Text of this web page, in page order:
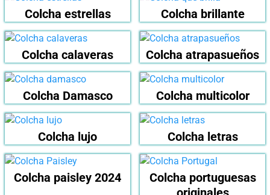
Colcha estrellas Colcha brillante
Colcha calaveras Colcha atrapasueños
Colcha Damasco Colcha multicolor
Colcha lujo Colcha letras
Colcha paisley 2024
Colcha portuguesas